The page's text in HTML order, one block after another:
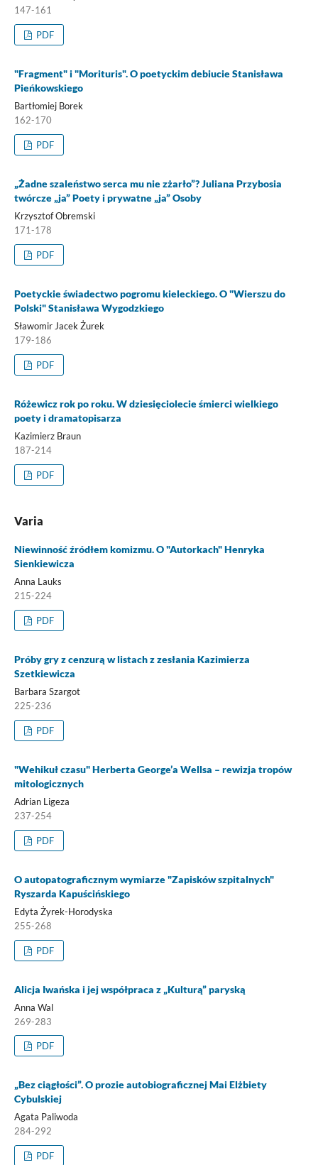
147-161
PDF
"Fragment" i "Morituris". O poetyckim debiucie Stanisława
Pieńkowskiego
Bartłomiej Borek
162-170
PDF
„Żadne szaleństwo serca mu nie zżarło”? Juliana Przybosia
twórcze „ja” Poety i prywatne „ja” Osoby
Krzysztof Obremski
171-178
PDF
Poetyckie świadectwo pogromu kieleckiego. O "Wierszu do
Polski" Stanisława Wygodzkiego
Sławomir Jacek Żurek
179-186
PDF
Różewicz rok po roku. W dziesięciolecie śmierci wielkiego
poety i dramatopisarza
Kazimierz Braun
187-214
PDF
Varia
Niewinność źródłem komizmu. O "Autorkach" Henryka
Sienkiewicza
Anna Lauks
215-224
PDF
Próby gry z cenzurą w listach z zesłania Kazimierza
Szetkiewicza
Barbara Szargot
225-236
PDF
"Wehikuł czasu" Herberta George’a Wellsa – rewizja tropów
mitologicznych
Adrian Ligeza
237-254
PDF
O autopatograficznym wymiarze "Zapisków szpitalnych"
Ryszarda Kapuścińskiego
Edyta Żyrek-Horodyska
255-268
PDF
Alicja Iwańska i jej współpraca z „Kulturą” paryską
Anna Wal
269-283
PDF
„Bez ciągłości”. O prozie autobiograficznej Mai Elżbiety
Cybulskiej
Agata Paliwoda
284-292
PDF